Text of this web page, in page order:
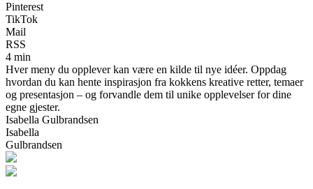
Pinterest
TikTok
Mail
RSS
4 min
Hver meny du opplever kan være en kilde til nye idéer. Oppdag
hvordan du kan hente inspirasjon fra kokkens kreative retter, temaer
og presentasjon – og forvandle dem til unike opplevelser for dine
egne gjester.
Isabella Gulbrandsen
Isabella
Gulbrandsen